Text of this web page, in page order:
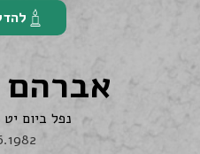
אברהם
נפל ביום יט